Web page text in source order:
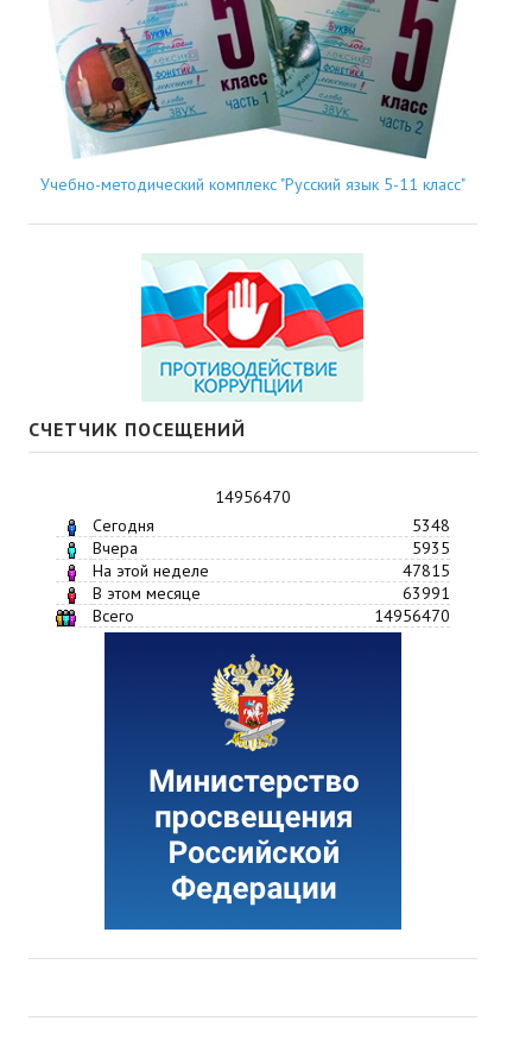
Учебно-методический комплекс "Русский язык 5-11 класс"
СЧЕТЧИК ПОСЕЩЕНИЙ
14956470
Сегодня
5348
Вчера
5935
На этой неделе
47815
В этом месяце
63991
Всего
14956470